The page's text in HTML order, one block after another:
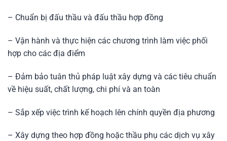
– Chuẩn bị đấu thầu và đấu thầu hợp đồng
– Vận hành và thực hiện các chương trình làm việc phối
hợp cho các địa điểm
– Đảm bảo tuân thủ pháp luật xây dựng và các tiêu chuẩn
về hiệu suất, chất lượng, chi phí và an toàn
– Sắp xếp việc trình kế hoạch lên chính quyền địa phương
– Xây dựng theo hợp đồng hoặc thầu phụ các dịch vụ xây